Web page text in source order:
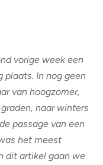
vorige week een
In nog geen
van hoogzomer,
naar winters
passage van een
het meest
dit artikel gaan we